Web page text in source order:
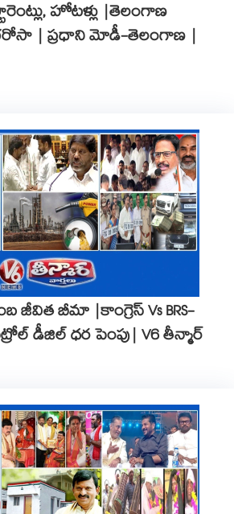
హోటళ్లు |తెలంగాణ
భరోసా | ప్రధాని మోడీ-తెలంగాణ |
జీవిత బీమా |కాంగ్రెస్ Vs BRS-
డీజిల్ ధర పెంపు| V6 తీన్మార్